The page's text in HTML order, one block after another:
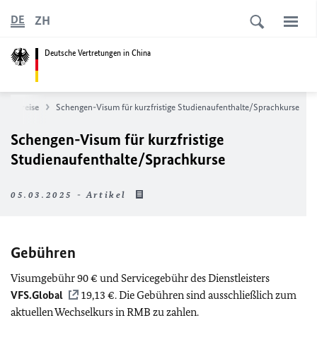
Deutsche Vertretungen in China
DE ZH
Einreise Schengen-Visum für kurzfristige Studienaufenthalte/Sprachkurse
Schengen-Visum für kurzfristige
Studienaufenthalte/Sprachkurse
05.03.2025 - Artikel
Gebühren
Visumgebühr 90 € und Servicegebühr des Dienstleisters
VFS.Global
19,13 €. Die Gebühren sind ausschließlich zum
aktuellen Wechselkurs in RMB zu zahlen.